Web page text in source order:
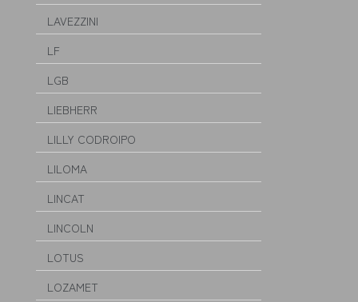
LAVEZZINI
LF
LGB
LIEBHERR
LILLY CODROIPO
LILOMA
LINCAT
LINCOLN
LOTUS
LOZAMET